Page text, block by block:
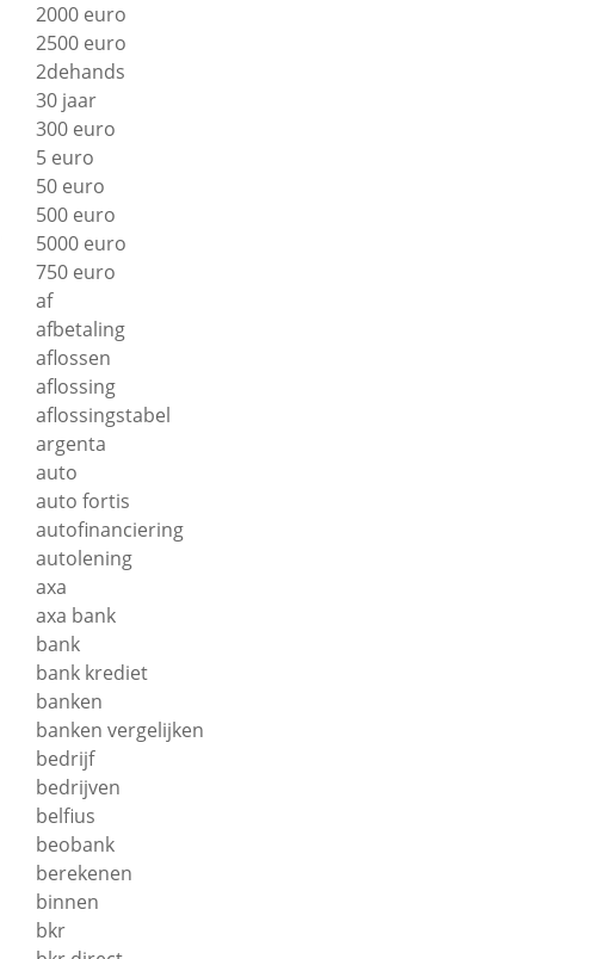
2000 euro
2500 euro
2dehands
30 jaar
300 euro
5 euro
50 euro
500 euro
5000 euro
750 euro
af
afbetaling
aflossen
aflossing
aflossingstabel
argenta
auto
auto fortis
autofinanciering
autolening
axa
axa bank
bank
bank krediet
banken
banken vergelijken
bedrijf
bedrijven
belfius
beobank
berekenen
binnen
bkr